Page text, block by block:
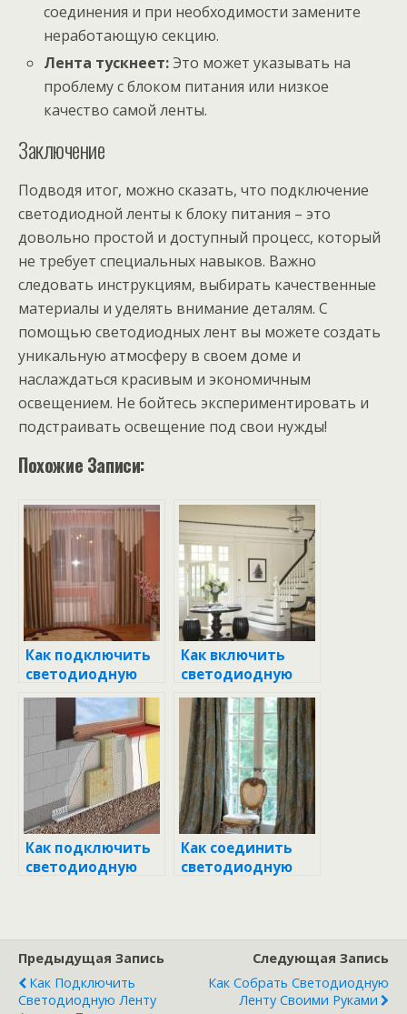
соединения и при необходимости замените
неработающую секцию.
Лента тускнеет:Это может указывать на
проблему с блоком питания или низкое
качество самой ленты.
Заключение
Подводя итог, можно сказать, что подключение
светодиодной ленты к блоку питания – это
довольно простой и доступный процесс, который
не требует специальных навыков. Важно
следовать инструкциям, выбирать качественные
материалы и уделять внимание деталям. С
помощью светодиодных лент вы можете создать
уникальную атмосферу в своем доме и
наслаждаться красивым и экономичным
освещением. Не бойтесь экспериментировать и
подстраивать освещение под свои нужды!
Похожие Записи:
Как подключить
светодиодную
ленту к блоку
питания:
подробная
инструкция
Как включить
светодиодную
ленту без блока
питания
Как подключить
светодиодную
Как соединить
светодиодную
Предыдущая Запись
Как Подключить
Светодиодную Ленту
Следующая Запись
Как Собрать Светодиодную
Ленту Своими Руками